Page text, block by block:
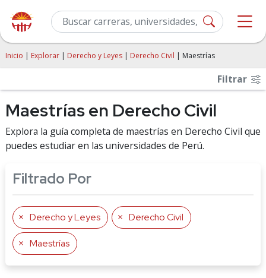
Inicio | Explorar | Derecho y Leyes | Derecho Civil | Maestrías
Filtrar
Maestrías en Derecho Civil
Explora la guía completa de maestrías en Derecho Civil que
puedes estudiar en las universidades de Perú.
Filtrado Por
Derecho y Leyes Derecho Civil
Maestrías